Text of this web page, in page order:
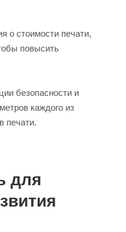
о стоимости печати,
повысить
безопасности и
каждого из
печати.
для